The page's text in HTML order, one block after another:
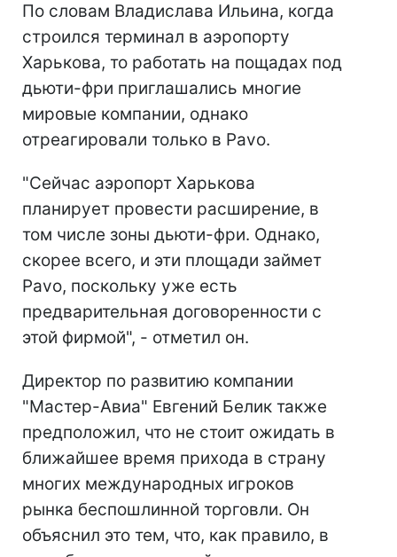
По словам Владислава Ильина, когда
строился терминал в аэропорту
Харькова, то работать на пощадах под
дьюти-фри приглашались многие
мировые компании, однако
отреагировали только в Pavo.
"Сейчас аэропорт Харькова
планирует провести расширение, в
том числе зоны дьюти-фри. Однако,
скорее всего, и эти площади займет
Pavo, поскольку уже есть
предварительная договоренности с
этой фирмой", - отметил он.
Директор по развитию компании
"Мастер-Авиа" Евгений Белик также
предположил, что не стоит ожидать в
ближайшее время прихода в страну
многих международных игроков
рынка беспошлинной торговли. Он
объяснил это тем, что, как правило, в